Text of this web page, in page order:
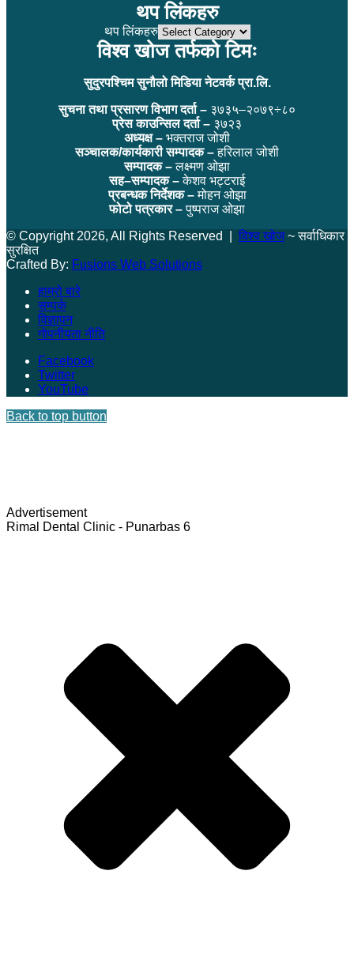
थप लिंकहरु
थप लिंकहरु
विश्व खोज तर्फको टिमः
सुदुरपश्चिम सुनौलो मिडिया नेटवर्क प्रा.लि.
सुचना तथा प्रसारण विभाग दर्ता – ३७३५–२०७९÷८०
प्रेस काउन्सिल दर्ता – ३७२३
अध्यक्ष – भक्तराज जोशी
सञ्चालक/कार्यकारी सम्पादक –हरिलाल जोशी
सम्पादक –लक्ष्मण ओझा
सह–सम्पादक –केशव भट्टराई
प्रबन्धक निर्देशक –मोहन ओझा
फोटो पत्रकार –पुष्पराज ओझा
© Copyright 2026, All Rights Reserved | विश्व खोज~ सर्वाधिकार
सुरक्षित
Crafted By: Fusions Web Solutions
हाम्रो बारे
सम्पर्क
विज्ञापन
गोपनीयता नीति
Facebook
Twitter
YouTube
Back to top button
Advertisement
Rimal Dental Clinic - Punarbas 6